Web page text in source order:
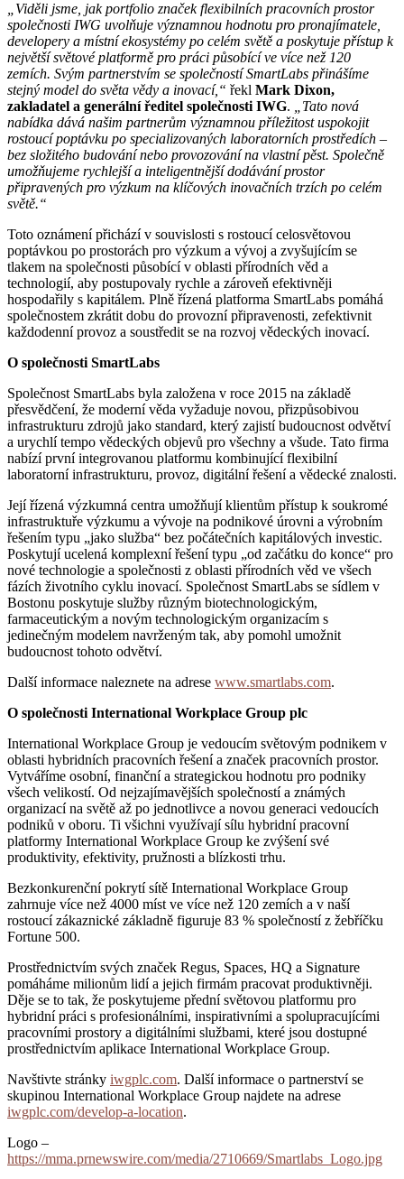
„Viděli jsme, jak portfolio značek flexibilních pracovních prostor
společnosti IWG uvolňuje významnou hodnotu pro pronajímatele,
developery a místní ekosystémy po celém světě a poskytuje přístup k
největší světové platformě pro práci působící ve více než 120
zemích. Svým partnerstvím se společností SmartLabs přinášíme
stejný model do světa vědy a inovací,“ řekl Mark Dixon,
zakladatel a generální ředitel společnosti IWG. „Tato nová
nabídka dává našim partnerům významnou příležitost uspokojit
rostoucí poptávku po specializovaných laboratorních prostředích –
bez složitého budování nebo provozování na vlastní pěst. Společně
umožňujeme rychlejší a inteligentnější dodávání prostor
připravených pro výzkum na klíčových inovačních trzích po celém
světě.“
Toto oznámení přichází v souvislosti s rostoucí celosvětovou
poptávkou po prostorách pro výzkum a vývoj a zvyšujícím se
tlakem na společnosti působící v oblasti přírodních věd a
technologií, aby postupovaly rychle a zároveň efektivněji
hospodařily s kapitálem. Plně řízená platforma SmartLabs pomáhá
společnostem zkrátit dobu do provozní připravenosti, zefektivnit
každodenní provoz a soustředit se na rozvoj vědeckých inovací.
O společnosti SmartLabs
Společnost SmartLabs byla založena v roce 2015 na základě
přesvědčení, že moderní věda vyžaduje novou, přizpůsobivou
infrastrukturu zdrojů jako standard, který zajistí budoucnost odvětví
a urychlí tempo vědeckých objevů pro všechny a všude. Tato firma
nabízí první integrovanou platformu kombinující flexibilní
laboratorní infrastrukturu, provoz, digitální řešení a vědecké znalosti.
Její řízená výzkumná centra umožňují klientům přístup k soukromé
infrastruktuře výzkumu a vývoje na podnikové úrovni a výrobním
řešením typu „jako služba“ bez počátečních kapitálových investic.
Poskytují ucelená komplexní řešení typu „od začátku do konce“ pro
nové technologie a společnosti z oblasti přírodních věd ve všech
fázích životního cyklu inovací. Společnost SmartLabs se sídlem v
Bostonu poskytuje služby různým biotechnologickým,
farmaceutickým a novým technologickým organizacím s
jedinečným modelem navrženým tak, aby pomohl umožnit
budoucnost tohoto odvětví.
Další informace naleznete na adrese www.smartlabs.com.
O společnosti International Workplace Group plc
International Workplace Group je vedoucím světovým podnikem v
oblasti hybridních pracovních řešení a značek pracovních prostor.
Vytváříme osobní, finanční a strategickou hodnotu pro podniky
všech velikostí. Od nejzajímavějších společností a známých
organizací na světě až po jednotlivce a novou generaci vedoucích
podniků v oboru. Ti všichni využívají sílu hybridní pracovní
platformy International Workplace Group ke zvýšení své
produktivity, efektivity, pružnosti a blízkosti trhu.
Bezkonkurenční pokrytí sítě International Workplace Group
zahrnuje více než 4000 míst ve více než 120 zemích a v naší
rostoucí zákaznické základně figuruje 83 % společností z žebříčku
Fortune 500.
Prostřednictvím svých značek Regus, Spaces, HQ a Signature
pomáháme milionům lidí a jejich firmám pracovat produktivněji.
Děje se to tak, že poskytujeme přední světovou platformu pro
hybridní práci s profesionálními, inspirativními a spolupracujícími
pracovními prostory a digitálními službami, které jsou dostupné
prostřednictvím aplikace International Workplace Group.
Navštivte stránky iwgplc.com. Další informace o partnerství se
skupinou International Workplace Group najdete na adrese
iwgplc.com/develop-a-location.
Logo –
https://mma.prnewswire.com/media/2710669/Smartlabs_Logo.jpg